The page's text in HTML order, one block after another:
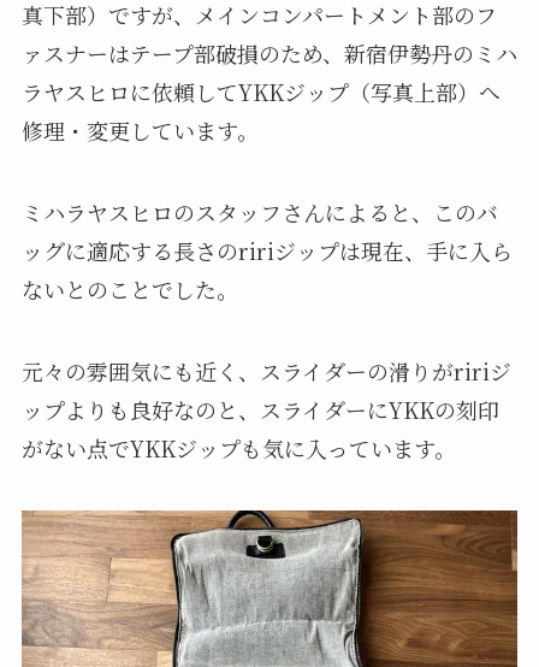
真下部）ですが、メインコンパートメント部のフ
ァスナーはテープ部破損のため、新宿伊勢丹のミハ
ラヤスヒロに依頼してYKKジップ（写真上部）へ
修理・変更しています。
ミハラヤスヒロのスタッフさんによると、このバ
ッグに適応する長さのririジップは現在、手に入ら
ないとのことでした。
元々の雰囲気にも近く、スライダーの滑りがririジ
ップよりも良好なのと、スライダーにYKKの刻印
がない点でYKKジップも気に入っています。